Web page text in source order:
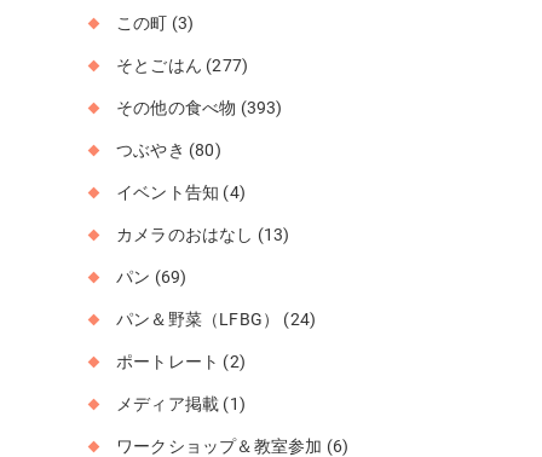
この町 (3)
そとごはん (277)
その他の食べ物 (393)
つぶやき (80)
イベント告知 (4)
カメラのおはなし (13)
パン (69)
パン＆野菜（LFBG） (24)
ポートレート (2)
メディア掲載 (1)
ワークショップ＆教室参加 (6)